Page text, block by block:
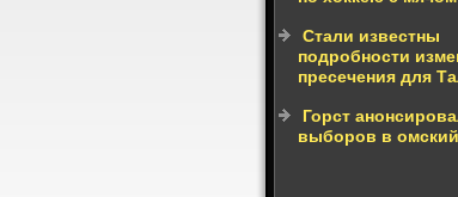
Стали известны
подробности
пресечения для
Горст
выборов в